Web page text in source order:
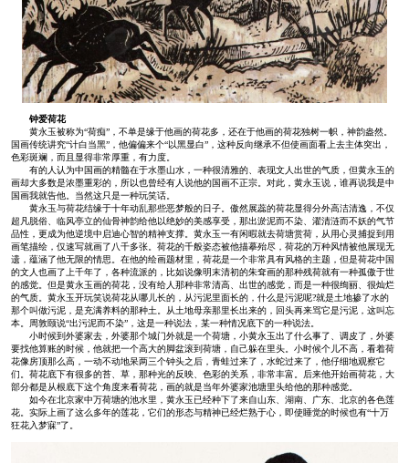
钟爱荷花
黄永玉被称为“荷痴”，不单是缘于他画的荷花多，还在于他画的荷花独树一帜，神韵盎然。
国画传统讲究“计白当黑”，他偏偏来个“以黑显白”，这种反向继承不但使画面看上去主体突出，
色彩斑斓，而且显得非常厚重，有力度。
有的人认为中国画的精髓在于水墨山水，一种很清雅的、表现文人出世的气质，但黄永玉的
画却大多数是浓墨重彩的，所以也曾经有人说他的国画不正宗。对此，黄永玉说，谁再说我是中
国画我就告他。当然这只是一种玩笑话。
黄永玉与荷花结缘于十年动乱那些恶梦般的日子。傲然展蕊的荷花显得分外高洁清逸，不仅
超凡脱俗、临风亭立的仙骨神韵给他以绝妙的美感享受，那出淤泥而不染、濯清涟而不妖的气节
品性，更成为他逆境中启迪心智的精神支撑。黄永玉一有闲暇就去荷塘赏荷，从用心灵捕捉到用
画笔描绘，仅速写就画了八千多张。荷花的千般姿态被他描摹殆尽，荷花的万种风情被他展现无
遗，蕴涵了他无限的情思。在他的绘画题材里，荷花是一个非常具有风格的主题，但是荷花中国
的文人也画了上千年了，各种流派的，比如说像明末清初的朱耷画的那种残荷就有一种孤傲于世
的感觉。但是黄永玉画的荷花，没有给人那种非常清高、出世的感觉，而是一种很绚丽、很灿烂
的气质。黄永玉开玩笑说荷花从哪儿长的，从污泥里面长的，什么是污泥呢?就是土地掺了水的
那个叫做污泥，是充满养料的那种土。从土地母亲那里长出来的，回头再来骂它是污泥，这叫忘
本。周敦颐说“出污泥而不染”，这是一种说法，某一种情况底下的一种说法。
小时候到外婆家去，外婆那个城门外就是一个荷塘，小黄永玉出了什么事了、调皮了，外婆
要找他算账的时候，他就把一个高大的脚盆滚到荷塘，自己躲在里头。小时候个儿不高，看着荷
花像房顶那么高，一动不动地呆两三个钟头之后，青蛙过来了，水蛇过来了，他仔细地观察它
们。荷花底下有很多的苔、草，那种光的反映、色彩的关系，非常丰富。后来他开始画荷花，大
部分都是从根底下这个角度来看荷花，画的就是当年外婆家池塘里头给他的那种感觉。
如今在北京家中万荷塘的池水里，黄永玉已经种下了来自山东、湖南、广东、北京的各色莲
花。实际上画了这么多年的莲花，它们的形态与精神已经烂熟于心，即使睡觉的时候也有“十万
狂花入梦寐”了。